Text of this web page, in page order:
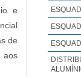
e
de
aos